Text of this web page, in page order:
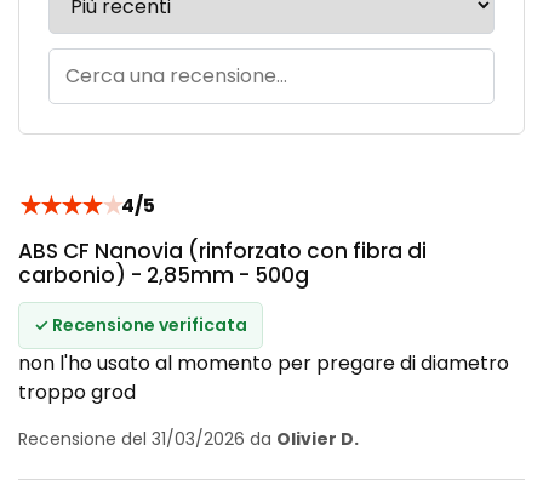
★★★★★4/5
ABS CF Nanovia (rinforzato con fibra di
carbonio) - 2,85mm - 500g
✓ Recensione verificata
non l'ho usato al momento per pregare di diametro
troppo grod
Recensione del 31/03/2026 da Olivier D.